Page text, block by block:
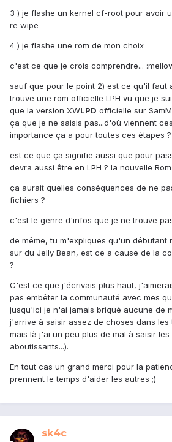
3 ) je flashe un kernel cf-root pour avoir
re wipe
4 ) je flashe une rom de mon choix
c'est ce que je crois comprendre...
sauf que pour le point 2) est ce qu'il faut
trouve une rom officielle LPH vu que je
que la version XWLPD officielle sur
ça que je ne saisis pas...d'où viennent
importance ça a pour toutes ces étapes ?
est ce que ça signifie aussi que pour
devra aussi être en LPH ? la nouvelle
ça aurait quelles conséquences de ne
fichiers ?
c'est le genre d'infos que je ne trouve
de même, tu m'expliques qu'un débutant
sur du Jelly Bean, est ce a cause de la
?
C'est ce que j'écrivais plus haut,
pas embêter la communauté avec mes
jusqu'ici je n'ai jamais briqué aucune de
j'arrive à saisir assez de choses dans les
mais là j'ai un peu plus de mal à saisir
aboutissants...).
En tout cas un grand merci pour la
prennent le temps d'aider les autres ;)
sk4c